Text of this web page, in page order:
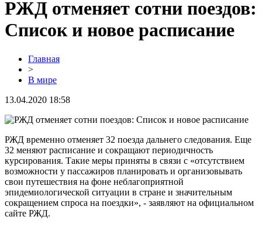
РЖД отменяет сотни поездов:
Список и новое расписание
Главная
>
В мире
13.04.2020 18:58
РЖД временно отменяет 32 поезда дальнего следования. Еще
32 меняют расписание и сокращают периодичность
курсирования. Такие меры приняты в связи с «отсутствием
возможности у пассажиров планировать и организовывать
свои путешествия на фоне неблагоприятной
эпидемиологической ситуации в стране и значительным
сокращением спроса на поездки», - заявляют на официальном
сайте РЖД.